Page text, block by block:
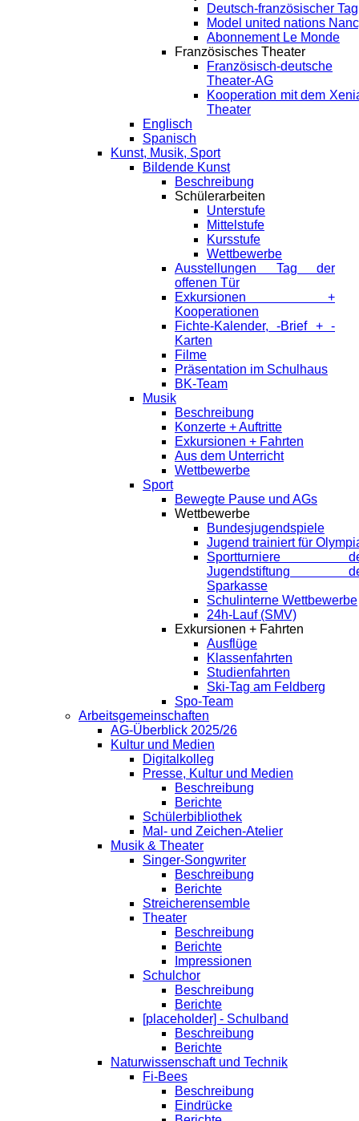
Deutsch-französischer Tag
Model united nations
Abonnement Le Monde
Französisches Theater
Französisch-deutsche
Theater-AG
Kooperation mit dem
Theater
Englisch
Spanisch
Kunst, Musik, Sport
Bildende Kunst
Beschreibung
Schülerarbeiten
Unterstufe
Mittelstufe
Kursstufe
Wettbewerbe
Ausstellungen Tag der
offenen Tür
Exkursionen +
Kooperationen
Fichte-Kalender, -Brief + -
Karten
Filme
Präsentation im Schulhaus
BK-Team
Musik
Beschreibung
Konzerte + Auftritte
Exkursionen + Fahrten
Aus dem Unterricht
Wettbewerbe
Sport
Bewegte Pause und AGs
Wettbewerbe
Bundesjugendspiele
Jugend trainiert für
Sportturniere
Jugendstiftung
Sparkasse
Schulinterne Wettbewerbe
24h-Lauf (SMV)
Exkursionen + Fahrten
Ausflüge
Klassenfahrten
Studienfahrten
Ski-Tag am Feldberg
Spo-Team
Arbeitsgemeinschaften
AG-Überblick 2025/26
Kultur und Medien
Digitalkolleg
Presse, Kultur und Medien
Beschreibung
Berichte
Schülerbibliothek
Mal- und Zeichen-Atelier
Musik & Theater
Singer-Songwriter
Beschreibung
Berichte
Streicherensemble
Theater
Beschreibung
Berichte
Impressionen
Schulchor
Beschreibung
Berichte
[placeholder] - Schulband
Beschreibung
Berichte
Naturwissenschaft und Technik
Fi-Bees
Beschreibung
Eindrücke